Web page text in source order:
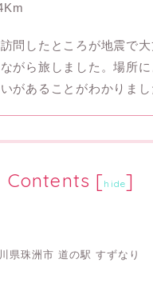
問したところが地震で
がら旅しました。場所
があることがわかりまし
Contents [hide]
県珠洲市 道の駅 すずなり